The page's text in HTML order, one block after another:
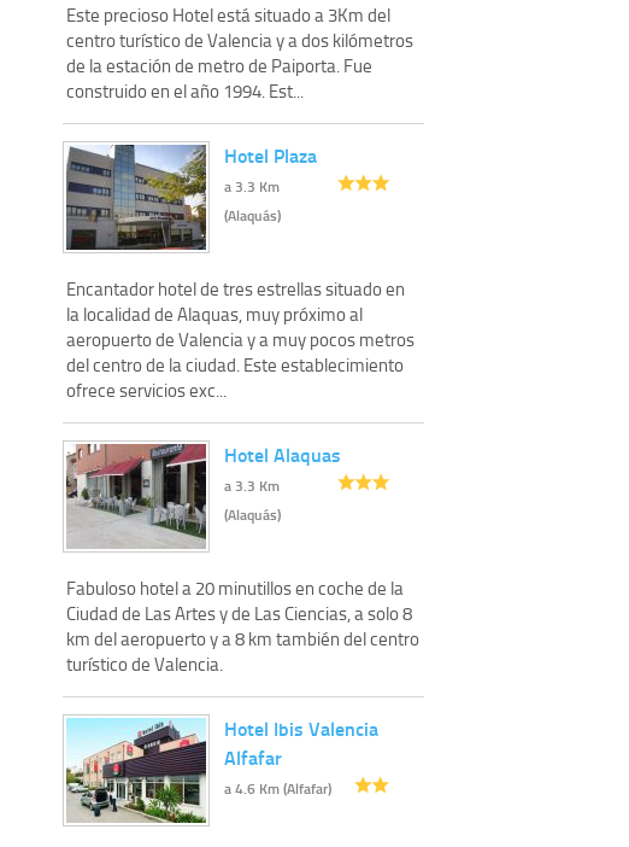
Este precioso Hotel está situado a 3Km del
centro turístico de Valencia y a dos kilómetros
de la estación de metro de Paiporta. Fue
construido en el año 1994. Est...
Hotel Plaza
a 3.3 Km
(Alaquás)
Encantador hotel de tres estrellas situado en
la localidad de Alaquas, muy próximo al
aeropuerto de Valencia y a muy pocos metros
del centro de la ciudad. Este establecimiento
ofrece servicios exc...
Hotel Alaquas
a 3.3 Km
(Alaquás)
Fabuloso hotel a 20 minutillos en coche de la
Ciudad de Las Artes y de Las Ciencias, a solo 8
km del aeropuerto y a 8 km también del centro
turístico de Valencia.
Hotel Ibis Valencia
Alfafar
a 4.6 Km (Alfafar)